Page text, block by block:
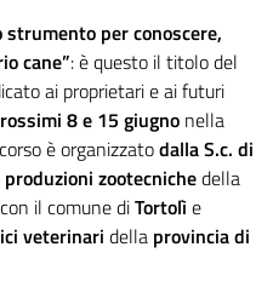
strumento per conoscere,
cane”: è questo il titolo del
ai proprietari e ai futuri
8 e 15 giugno nella
è organizzatodalla S.c. di
zootecnichedella
il comune diTortolìe
veterinari della provincia di